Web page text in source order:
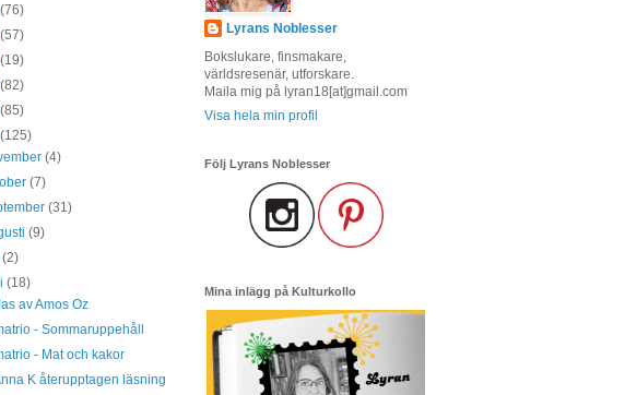
(76)
(57)
(19)
(82)
(85)
(125)
(4)
(7)
(31)
(9)
(2)
(18)
av Amos Oz
- Sommaruppehåll
- Mat och kakor
K återupptagen läsning
Lyrans Noblesser
Bokslukare, finsmakare,
världsresenär, utforskare.
Maila mig på lyran18[at]gmail.com
Visa hela min profil
Följ Lyrans Noblesser
Mina inlägg på Kulturkollo